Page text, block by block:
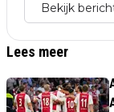
Bekijk
Lees meer